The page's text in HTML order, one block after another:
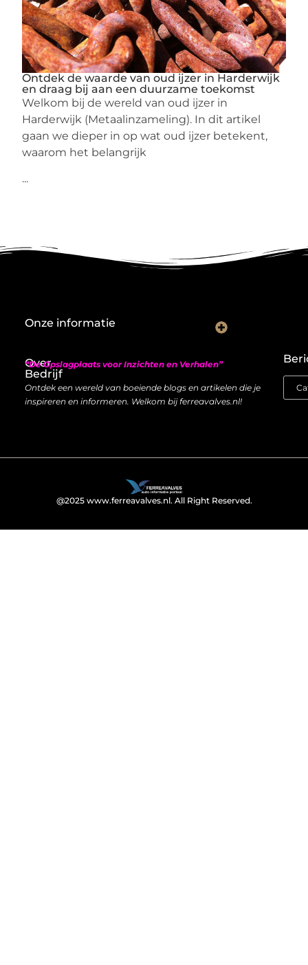
Ontdek de waarde van oud ijzer in Harderwijk
en draag bij aan een duurzame toekomst
Welkom bij de wereld van oud ijzer in
Harderwijk (Metaalinzameling). In dit artikel
gaan we dieper in op wat oud ijzer betekent,
waarom het belangrijk
...
Over
Bedrijf
“De Opslagplaats voor Inzichten en Verhalen”
Ontdek een wereld van boeiende blogs en artikelen die je
inspireren en informeren. Welkom bij ferreavalves.nl!
Onze informatie
@2025 www.ferreavalves.nl. All Right Reserved.